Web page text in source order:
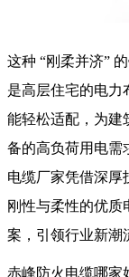
这种 “刚柔并济”
是高层住宅的电力
能轻松适配，为建
备的高负荷用电需
电缆厂家凭借深厚
刚性与柔性的优质
案，引领行业新潮
赤峰防火电缆哪家